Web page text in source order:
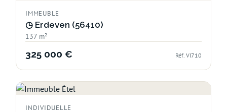
IMMEUBLE
◷ Erdeven (56410)
137 m²
325 000 € Réf. VI710
INDIVIDUELLE